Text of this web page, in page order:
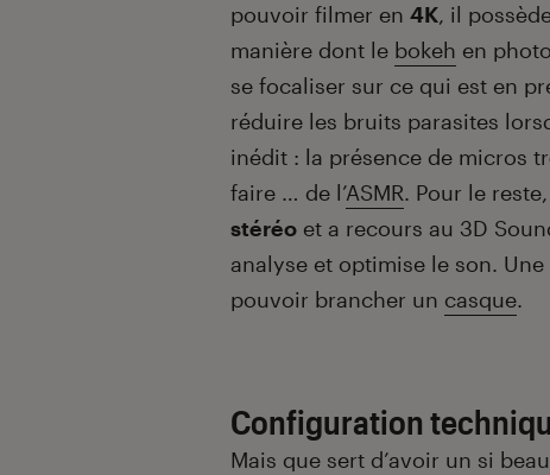
pouvoir filmer en 4K, il
manière dont le bokeh en
se focaliser sur ce qui est en
réduire les bruits parasites
inédit : la présence de micros
faire … de l’ASMR. Pour le
stéréo et a recours au 3D
analyse et optimise le son.
pouvoir brancher un casque.
Configuration
Mais que sert d’avoir un si